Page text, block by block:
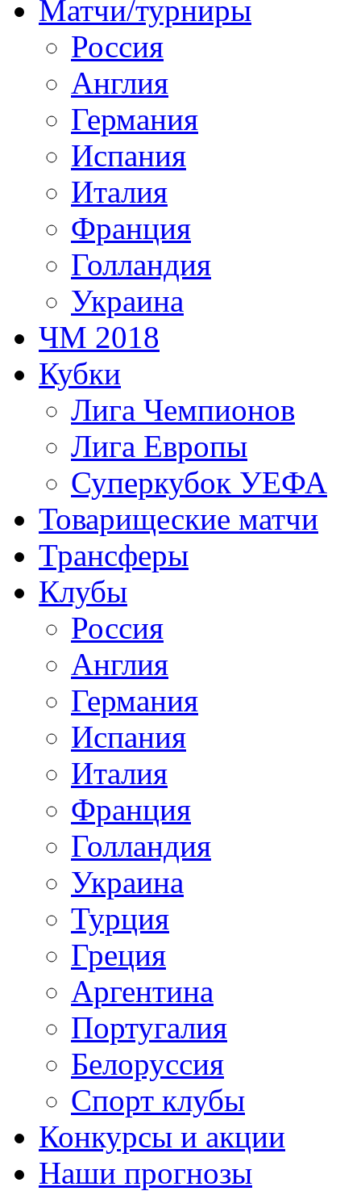
Матчи/турниры
Россия
Англия
Германия
Испания
Италия
Франция
Голландия
Украина
ЧМ 2018
Кубки
Лига Чемпионов
Лига Европы
Суперкубок УЕФА
Товарищеские матчи
Трансферы
Клубы
Россия
Англия
Германия
Испания
Италия
Франция
Голландия
Украина
Турция
Греция
Аргентина
Португалия
Белоруссия
Спорт клубы
Конкурсы и акции
Наши прогнозы